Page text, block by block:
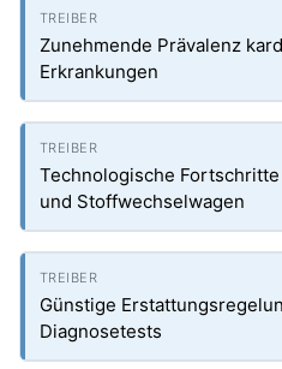
Zunehmende Prävalenz
Erkrankungen
Technologische
und Stoffwechselwagen
Günstige
Diagnosetests